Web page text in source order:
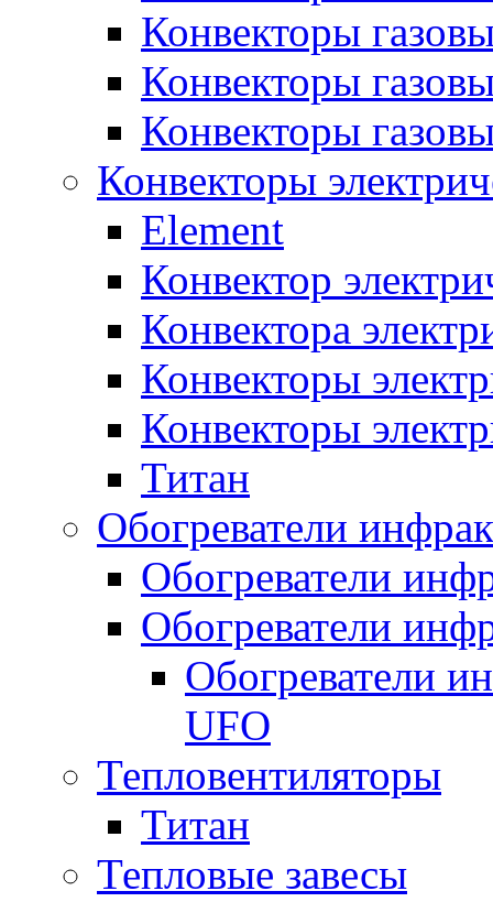
Конвекторы
Конвекторы
Конвекторы
Конвекторы
Element
Конвектор
Конвектора
Конвекторы
Конвекторы
Титан
Обогреватели
Обогреватели
Обогреватели
Обогреватели
UFO
Тепловентиляторы
Титан
Тепловые завесы